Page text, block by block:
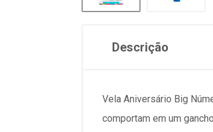
Descrição
Vela Aniversário Big
comportam em um